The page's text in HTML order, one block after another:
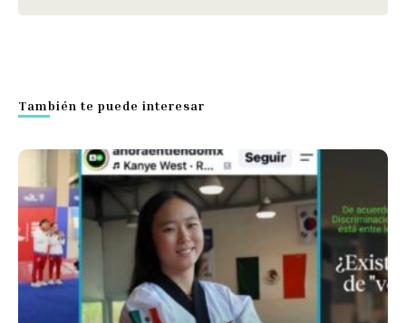
También te puede interesar